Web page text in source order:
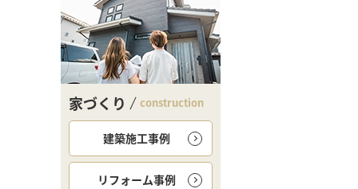
家づくり construction
建築施工事例
リフォーム事例